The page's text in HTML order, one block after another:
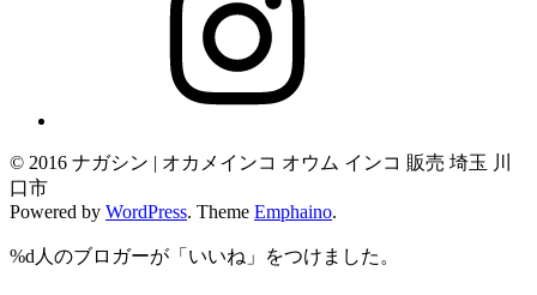
© 2016 ナガシン | オカメインコ オウム インコ 販売 埼玉 川
口市
Powered by WordPress. Theme Emphaino.
%d 人のブロガーが「いいね」をつけました。